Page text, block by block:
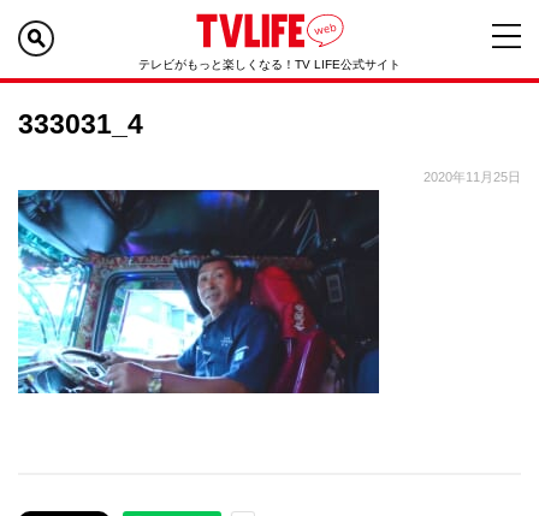
テレビがもっと楽しくなる！TV LIFE公式サイト
333031_4
2020年11月25日